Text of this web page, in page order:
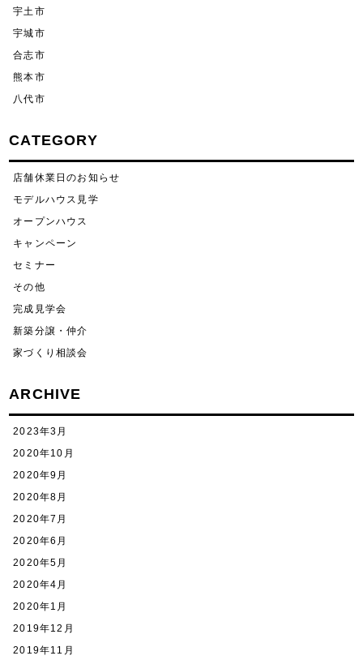
宇土市
宇城市
合志市
熊本市
八代市
CATEGORY
店舗休業日のお知らせ
モデルハウス見学
オープンハウス
キャンペーン
セミナー
その他
完成見学会
新築分譲・仲介
家づくり相談会
ARCHIVE
2023年3月
2020年10月
2020年9月
2020年8月
2020年7月
2020年6月
2020年5月
2020年4月
2020年1月
2019年12月
2019年11月